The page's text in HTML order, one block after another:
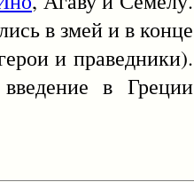
в змей и в конце
и праведники).
в Греции